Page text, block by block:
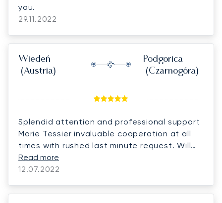
you.
29.11.2022
Wiedeń
(Austria)
Podgorica
(Czarnogóra)
Splendid attention and professional support
Marie Tessier invaluable cooperation at all
times with rushed last minute request. Will
definitely work with Lunajets next time.
Read more
12.07.2022